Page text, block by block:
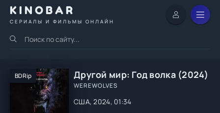
KINOBAR
СЕРИАЛЫ И ФИЛЬМЫ ОНЛАЙН
BDRip Другой мир: Год волка (2024)
WEREWOLVES
США, 2024, 01:34